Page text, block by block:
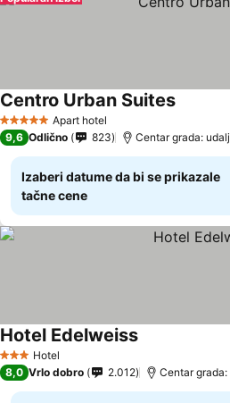
5 ZvezdiceApart hotel
Centro Urban Suites
9,6 Odlično 823 Centar grada:
Izaberi datume da bi se prikazale
tačne cene
3 Zvezdice
Hotel
Hotel Edelweiss
8,0 Vrlo dobro 2.012 Centar